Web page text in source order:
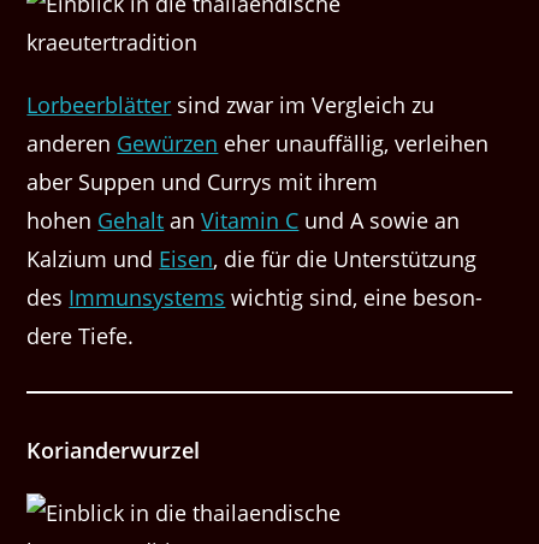
Lor­beerblät­ter sind zwar im Ver­gle­ich zu
anderen Gewürzen eher unauf­fäl­lig, ver­lei­hen
aber Sup­pen und Cur­rys mit ihrem
hohen Gehalt anVit­a­min C und A sowie an
Kalz­i­um und Eisen, die für die Unter­stützung
des Immun­sys­tems wichtig sind, eine beson­
dere Tiefe.
Korian­der­wurzel